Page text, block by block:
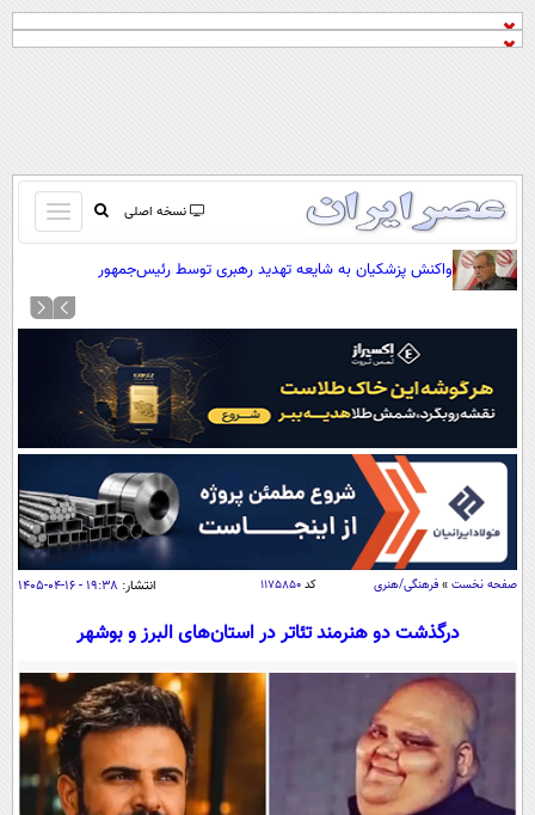
نسخه اصلی
باز
و
کردن
صفحه اول
آرشیو
نظرسنجی
آب و هوا
اوقات شرعی
سواد زندگی
اقتصاد
اقتصادی
جامعه
حوادث
بین الملل
واکنش پزشکیان به شایعه تهدید رهبری توسط رئیس‌جمهور
صفحه نخست » فرهنگی/هنری کد ۱۱۷۵۸۵۰ انتشار: ۱۹:۳۸ - ۱۶-۰۴-۱۴۰۵
درگذشت دو هنرمند تئاتر در استان‌های البرز و بوشهر